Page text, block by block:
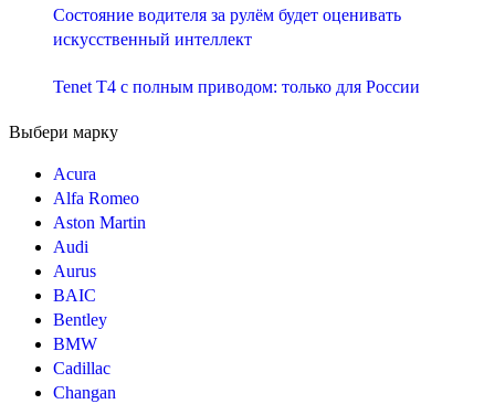
Состояние водителя за рулём будет оценивать
искусственный интеллект
Tenet T4 с полным приводом: только для России
Выбери марку
Acura
Alfa Romeo
Aston Martin
Audi
Aurus
BAIC
Bentley
BMW
Cadillac
Changan